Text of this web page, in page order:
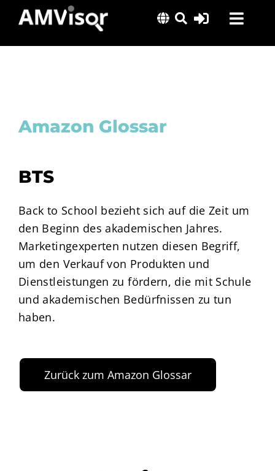
content
Lösungen
Über uns
Amazon Glossar
BTS
Back to School bezieht sich auf die Zeit um
den Beginn des akademischen Jahres.
Marketingexperten nutzen diesen Begriff,
um den Verkauf von Produkten und
Dienstleistungen zu fördern, die mit Schule
und akademischen Bedürfnissen zu tun
haben.
Zurück zum Amazon Glossar